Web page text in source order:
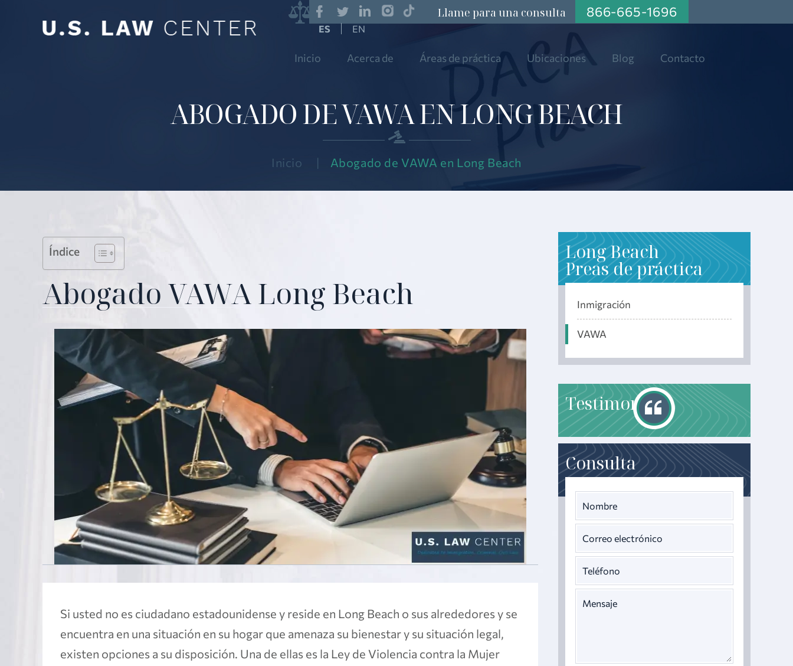
Llame para una consulta 866-665-1696
EN
Inicio Acerca de Áreas de práctica Ubicaciones Blog Contacto
ABOGADO DE VAWA EN LONG BEACH
Inicio | Abogado de VAWA en Long Beach
Índice
Abogado VAWA Long Beach
Si usted no es ciudadano estadounidense y reside en Long Beach o sus alrededores y se
encuentra en una situación en su hogar que amenaza su bienestar y su situación legal,
existen opciones a su disposición. Una de ellas es la Ley de Violencia contra la Mujer
Long Beach
Preas de práctica
Inmigración
VAWA
Testimonials
Consulta